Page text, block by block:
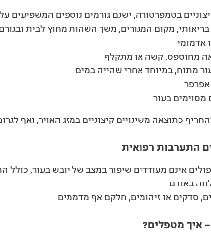
בטמפרטורה, ישנם גורמים נוספים המשפיעים
בריאותי, מקום המגורים, משך השהות מחוץ לבית
אדמומי
מחוספס, קשה או מתקלף
מתוח, במיוחד אחרי שהייה במים
אפרפר
מסוימים בעור
כתוצאה משינויים קיצוניים במזג האויר, ואף
התערבות רפואית
אינם מעודדים שיפור במצב של יובש בעור,
באודם
סדקים או זיהומים, חלקם אף מדממים
– איך מטפלים?